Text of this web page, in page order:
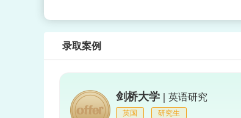
异的成绩。此外，参与科研项目、
请材料中展示自己的艺术才能、体
录取案例
剑桥大学 | 英语研究
英国 研究生